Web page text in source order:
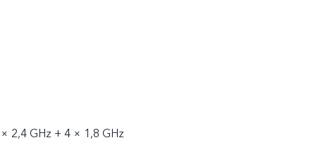
2,4 GHz + 4 × 1,8 GHz